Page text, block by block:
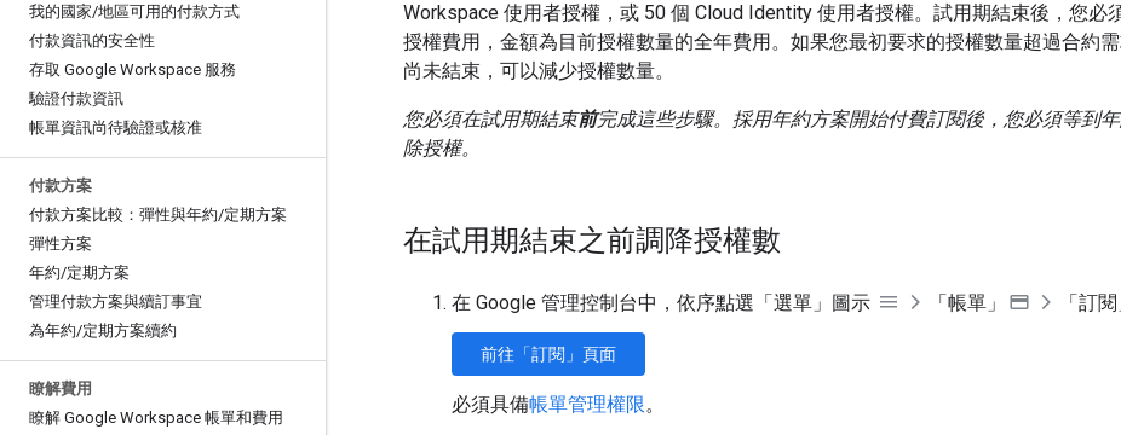
我的國家/地區可用的付款方式
付款資訊的安全性
存取 Google Workspace 服務
驗證付款資訊
帳單資訊尚待驗證或核准
付款方案
付款方案比較：彈性與年約/定期方案
彈性方案
年約/定期方案
管理付款方案與續訂事宜
為年約/定期方案續約
瞭解費用
瞭解 Google Workspace 帳單和費用
Workspace 使用者授權，或 50 個 Cloud Identity 使用者授權。試用期結束後，您必
授權費用，金額為目前授權數量的全年費用。如果您最初要求的授權數量超過合約
尚未結束，可以減少授權數量。
您必須在試用期結束前完成這些步驟。採用年約方案開始付費訂閱後，您必須等到
除授權。
在試用期結束之前調降授權數
在 Google 管理控制台中，依序點選「選單」圖示 「帳單」 「訂閱
前往「訂閱」頁面
必須具備帳單管理權限。